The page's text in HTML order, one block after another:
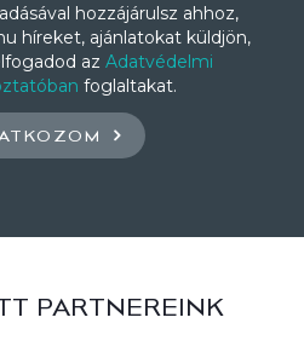
hozzájárulsz ahhoz,
híreket, ajánlatokat küldjön,
az Adatvédelmi
foglaltakat.
PARTNEREINK